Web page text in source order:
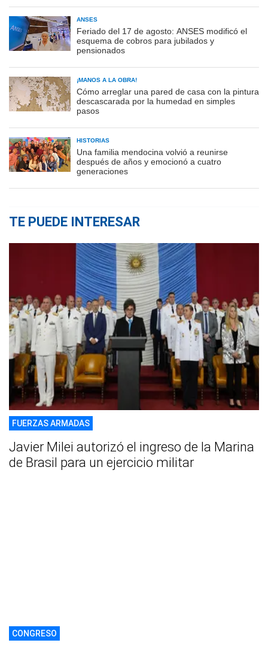
ANSES
Feriado del 17 de agosto: ANSES modificó el
esquema de cobros para jubilados y
pensionados
¡MANOS A LA OBRA!
Cómo arreglar una pared de casa con la pintura
descascarada por la humedad en simples
pasos
HISTORIAS
Una familia mendocina volvió a reunirse
después de años y emocionó a cuatro
generaciones
TE PUEDE INTERESAR
FUERZAS ARMADAS
Javier Milei autorizó el ingreso de la Marina
de Brasil para un ejercicio militar
CONGRESO